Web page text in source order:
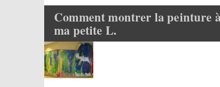
Comment montrer la peinture
ma petite L.